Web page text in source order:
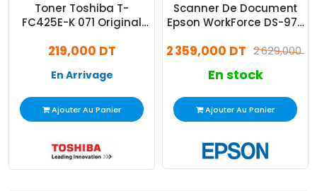
Toner Toshiba T-
FC425E-K 071 Original
219,000 DT
En Arrivage
Ajouter Au Panier
Scanner De Document
Epson WorkForce DS-970
2 629,000 DT
2 359,000 DT
En stock
Ajouter Au Panier